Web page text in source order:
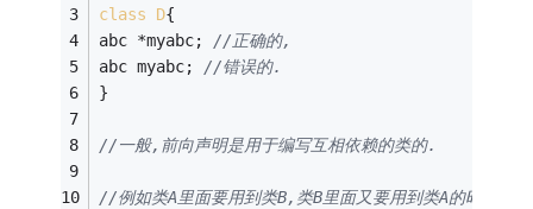
class
D{
abc *myabc; //正确的,
abc myabc; //错误的.
}
//一般,前向声明是用于编写互相依赖的类的.
//例如类A里面要用到类B,类B里面又要用到类A的时候使用